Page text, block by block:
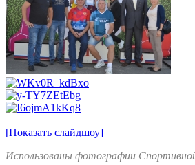
[Показать слайдшоу]
Использованы фотографии